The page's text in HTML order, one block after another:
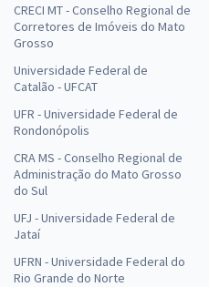
CRECI MT - Conselho Regional de
Corretores de Imóveis do Mato
Grosso
Universidade Federal de
Catalão - UFCAT
UFR - Universidade Federal de
Rondonópolis
CRA MS - Conselho Regional de
Administração do Mato Grosso
do Sul
UFJ - Universidade Federal de
Jataí
UFRN - Universidade Federal do
Rio Grande do Norte